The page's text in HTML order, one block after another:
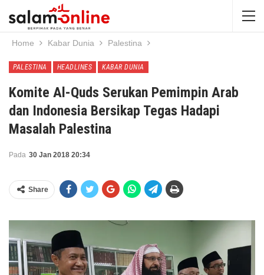
Home Kabar Dunia Palestina
PALESTINA HEADLINES KABAR DUNIA
Komite Al-Quds Serukan Pemimpin Arab
dan Indonesia Bersikap Tegas Hadapi
Masalah Palestina
Pada 30 Jan 2018 20:34
Share